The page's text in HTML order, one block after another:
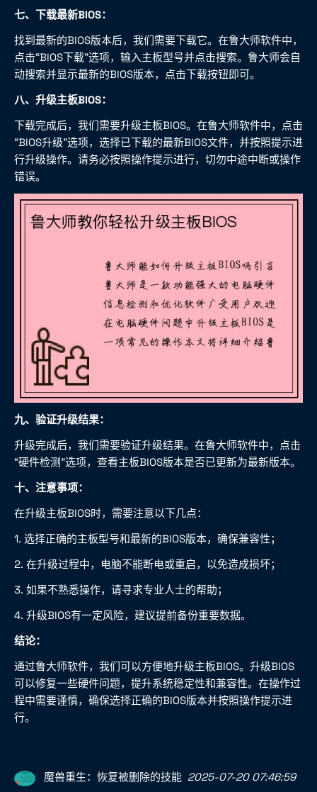
七、下载最新BIOS：
找到最新的BIOS版本后，我们需要下载它。在鲁大师软件中，
点击“BIOS下载”选项，输入主板型号并点击搜索。鲁大师会自
动搜索并显示最新的BIOS版本，点击下载按钮即可。
八、升级主板BIOS：
下载完成后，我们需要升级主板BIOS。在鲁大师软件中，点击
“BIOS升级”选项，选择已下载的最新BIOS文件，并按照提示进
行升级操作。请务必按照操作提示进行，切勿中途中断或操作
错误。
九、验证升级结果：
升级完成后，我们需要验证升级结果。在鲁大师软件中，点击
“硬件检测”选项，查看主板BIOS版本是否已更新为最新版本。
十、注意事项：
在升级主板BIOS时，需要注意以下几点：
1. 选择正确的主板型号和最新的BIOS版本，确保兼容性；
2. 在升级过程中，电脑不能断电或重启，以免造成损坏；
3. 如果不熟悉操作，请寻求专业人士的帮助；
4. 升级BIOS有一定风险，建议提前备份重要数据。
结论：
通过鲁大师软件，我们可以方便地升级主板BIOS。升级BIOS
可以修复一些硬件问题，提升系统稳定性和兼容性。在操作过
程中需要谨慎，确保选择正确的BIOS版本并按照操作提示进
行。
魔兽重生：恢复被删除的技能 2025-07-20 07:46:59